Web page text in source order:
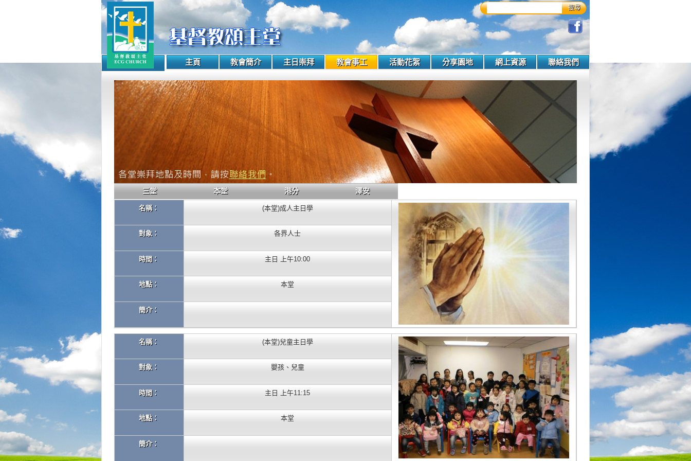
搜尋
主頁 教會簡介 主日崇拜 教會事工 活動花絮 分享園地 網上資源 聯絡我們
三堂 本堂 港分 澤安
名稱： (本堂)成人主日學
對象： 各界人士
時間： 主日 上午10:00
地點： 本堂
簡介：
名稱： (本堂)兒童主日學
對象： 嬰孩、兒童
時間： 主日 上午11:15
地點： 本堂
簡介：